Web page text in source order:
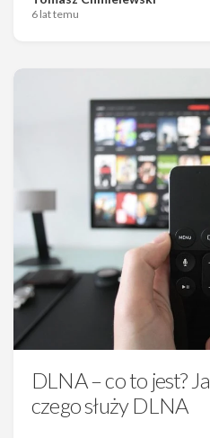
6 lat temu
DLNA – co to jest?
czego służy DLNA